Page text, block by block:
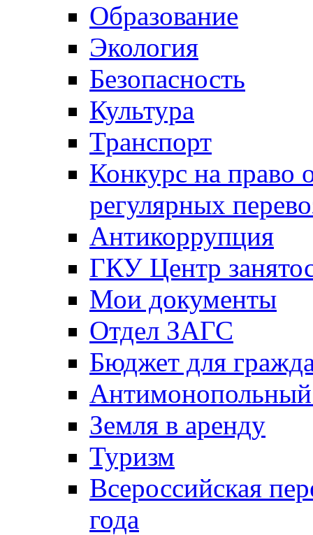
Образование
Экология
Безопасность
Культура
Транспорт
Конкурс на право
регулярных
Антикоррупция
ГКУ Центр
Мои документы
Отдел ЗАГС
Бюджет для
Антимонопольный
Земля в аренду
Туризм
Всероссийская
года